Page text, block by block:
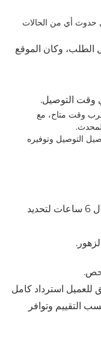
أي من الحالات
الطلب، وكان الموقع
وقت التوصيل.
وقت متاح، مع
التوصيل وتوفيره
عند وجود مشكلة، اتصل بخدمة العملاء خلال 6 ساعات لتحديد
استرداد كامل
التقييم وتوافر